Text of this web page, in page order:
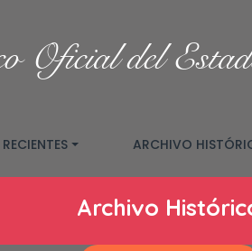
Oficial del
ARCHIVO
Archivo